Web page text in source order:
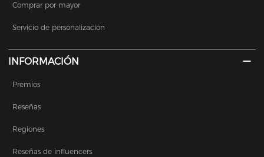
Comprar por mayor
Servicio de personalización
INFORMACIÓN
Premios
Reseñas
Regiones
Reseñas de influencers